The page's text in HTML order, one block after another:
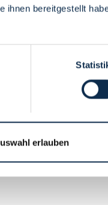
bereitgestellt
erlauben